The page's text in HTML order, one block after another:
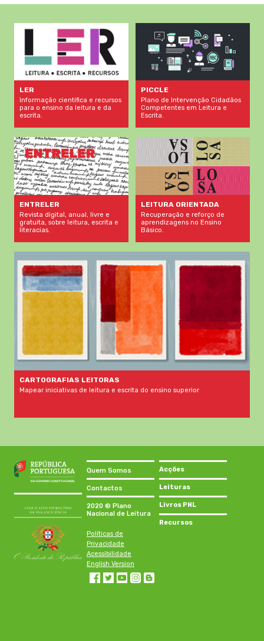
LER
Informação científica e recursos
para o ensino da leitura e da
escrita.
PICCLE
Plano de Intervenção Cidadãos
Competentes em Leitura e
Escrita.
ENTRELER
Revista digital, anual, livre e
gratuita, sobre leitura, escrita e
literacias.
LEITURA ORIENTADA
Recuperação e reforço de
aprendizagens no Ensino
Básico.
CARTOGRAFIAS LEITORAS
Mapear iniciativas de leitura e escrita do ensino superior
Quem Somos
Contactos
2020 © Plano
Nacional de Leitura
Políticas de
Privacidade
Acessibilidade
English Version
Acções
Leituras
Livros PNL
Recursos